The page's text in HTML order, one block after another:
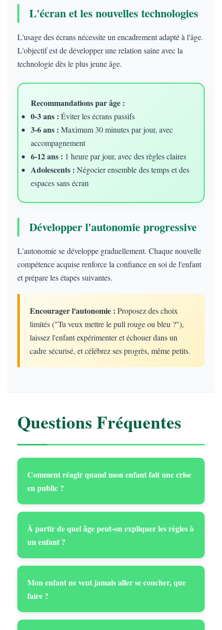
L'écran et les nouvelles technologies
L'usage des écrans nécessite un encadrement adapté à l'âge.
L'objectif est de développer une relation saine avec la
technologie dès le plus jeune âge.
Recommandations par âge :
0-3 ans : Éviter les écrans passifs
3-6 ans : Maximum 30 minutes par jour, avec
accompagnement
6-12 ans : 1 heure par jour, avec des règles claires
Adolescents : Négocier ensemble des temps et des
espaces sans écran
Développer l'autonomie progressive
L'autonomie se développe graduellement. Chaque nouvelle
compétence acquise renforce la confiance en soi de l'enfant
et prépare les étapes suivantes.
Encourager l'autonomie : Proposez des choix
limités ("Tu veux mettre le pull rouge ou bleu ?"),
laissez l'enfant expérimenter et échouer dans un
cadre sécurisé, et célébrez ses progrès, même petits.
Questions Fréquentes
Comment réagir quand mon enfant fait une crise
en public ?
À partir de quel âge peut-on expliquer les règles à
un enfant ?
Mon enfant ne veut jamais aller se coucher, que
faire ?